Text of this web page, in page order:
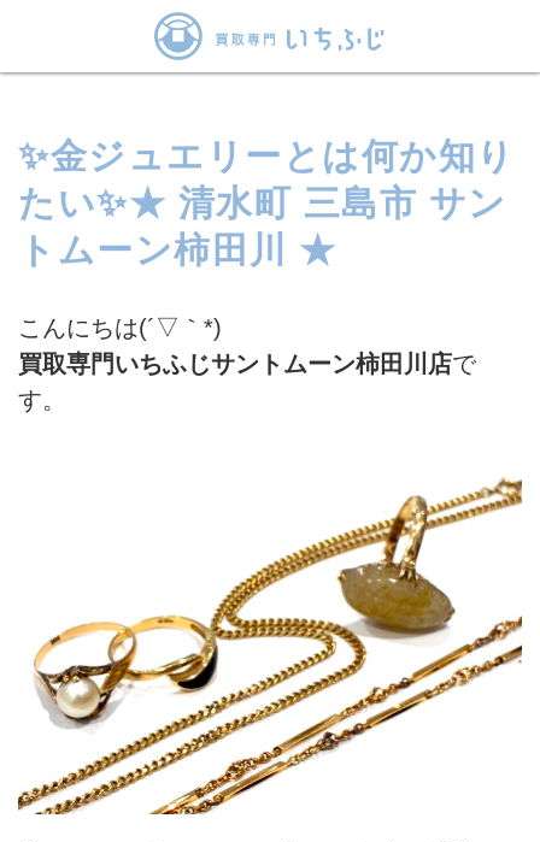
✨金ジュエリーとは何か知り
たい✨★ 清水町 三島市 サン
トムーン柿田川 ★
こんにちは(´▽｀*)
買取専門いちふじサントムーン柿田川店で
す。